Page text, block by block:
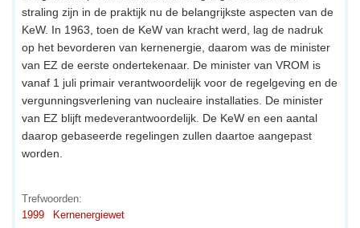
straling zijn in de praktijk nu de belangrijkste aspecten van de
KeW. In 1963, toen de KeW van kracht werd, lag de nadruk
op het bevorderen van kernenergie, daarom was de minister
van EZ de eerste ondertekenaar. De minister van VROM is
vanaf 1 juli primair verantwoordelijk voor de regelgeving en de
vergunningsverlening van nucleaire installaties. De minister
van EZ blijft medeverantwoordelijk. De KeW en een aantal
daarop gebaseerde regelingen zullen daartoe aangepast
worden.
Trefwoorden:
1999
Kernenergiewet